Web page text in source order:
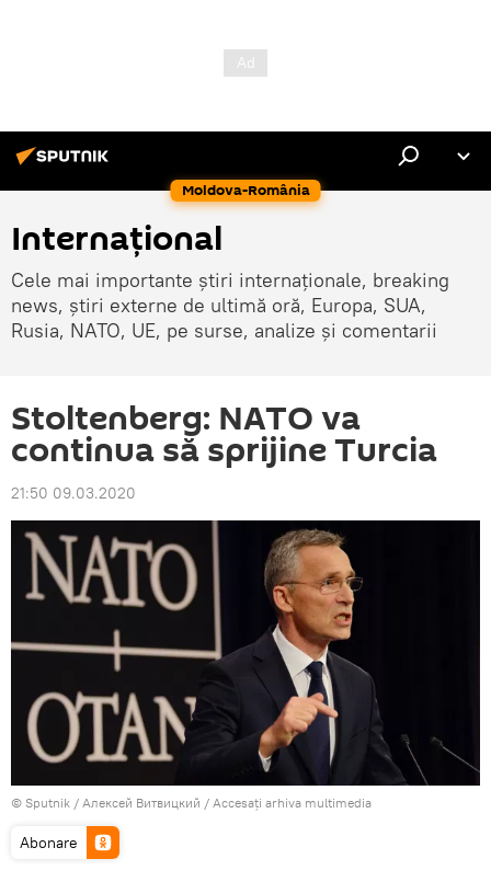
Moldova-România
Internaţional
Cele mai importante știri internaționale, breaking
news, știri externe de ultimă oră, Europa, SUA,
Rusia, NATO, UE, pe surse, analize și comentarii
Stoltenberg: NATO va
continua să sprijine Turcia
21:50 09.03.2020
© Sputnik / Алексей Витвицкий / Accesați arhiva multimedia
Abonare